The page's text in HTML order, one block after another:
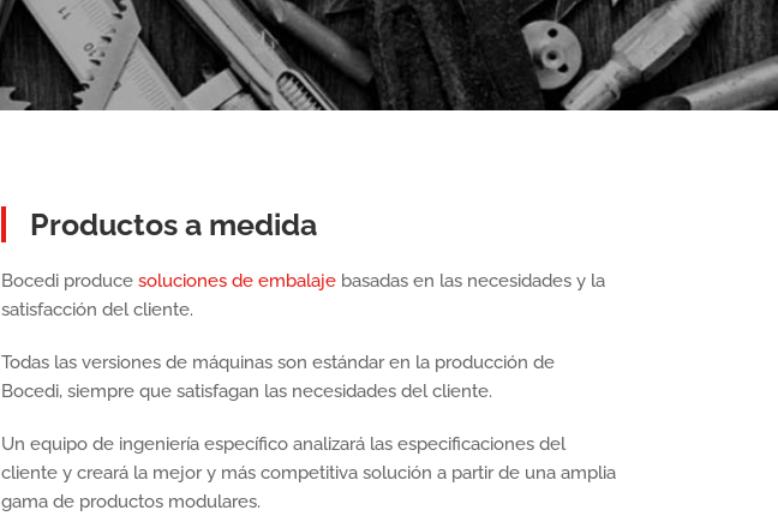
Productos a medida
Bocedi produce soluciones de embalaje basadas en las necesidades y la
satisfacción del cliente.
Todas las versiones de máquinas son estándar en la producción de
Bocedi, siempre que satisfagan las necesidades del cliente.
Un equipo de ingeniería específico analizará las especificaciones del
cliente y creará la mejor y más competitiva solución a partir de una amplia
gama de productos modulares.